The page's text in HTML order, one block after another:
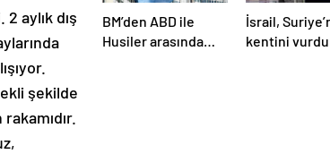
aylık dış
şekilde
BM’den ABD ile
Husiler arasında
İsrail,
kentini vurdu